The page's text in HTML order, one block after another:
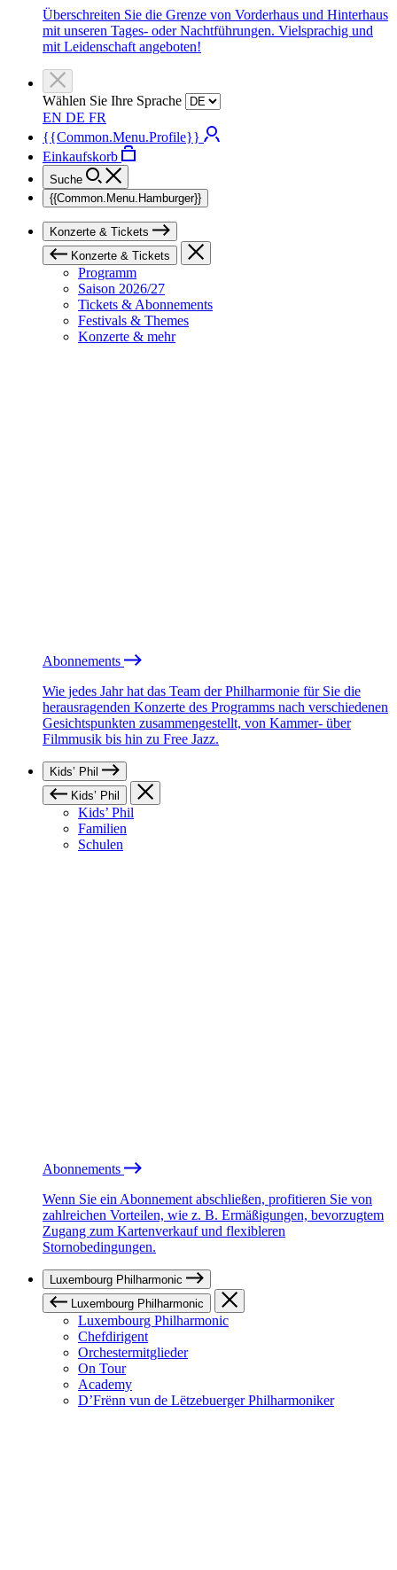
Überschreiten Sie die Grenze von Vorderhaus und Hinterhaus
mit unseren Tages- oder Nachtführungen. Vielsprachig und
mit Leidenschaft angeboten!
Wählen Sie Ihre Sprache
EN DE FR
{{Common.Menu.Profile}}
Einkaufskorb
Suche
{{Common.Menu.Hamburger}}
Konzerte & Tickets
Konzerte & Tickets
Programm
Saison 2026/27
Tickets & Abonnements
Festivals & Themes
Konzerte & mehr
Abonnements
Wie jedes Jahr hat das Team der Philharmonie für Sie die
herausragenden Konzerte des Programms nach verschiedenen
Gesichtspunkten zusammengestellt, von Kammer- über
Filmmusik bis hin zu Free Jazz.
Kids’ Phil
Kids’ Phil
Kids’ Phil
Familien
Schulen
Abonnements
Wenn Sie ein Abonnement abschließen, profitieren Sie von
zahlreichen Vorteilen, wie z. B. Ermäßigungen, bevorzugtem
Zugang zum Kartenverkauf und flexibleren
Stornobedingungen.
Luxembourg Philharmonic
Luxembourg Philharmonic
Luxembourg Philharmonic
Chefdirigent
Orchestermitglieder
On Tour
Academy
D’Frënn vun de Lëtzebuerger Philharmoniker